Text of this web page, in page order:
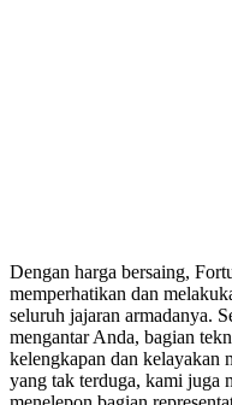
Dengan harga bersaing,
memperhatikan dan
seluruh jajaran armadanya.
mengantar Anda, bagian
kelengkapan dan kelayakan
yang tak terduga, kami juga